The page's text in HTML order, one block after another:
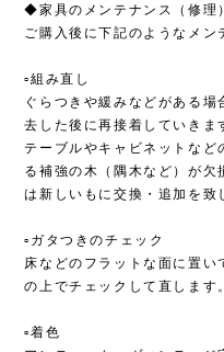
◆家具のメンテナンス（修理
ご購入後に下記のようなメン
▫︎組み直し
ぐらつきや緩みなどがある
去した後に再接着していきま
テーブルやキャビネットなど
る補強の木（隅木など）が欠
は新しいもに交換・追加を致
▫︎ガタつきのチェック
床などのフラットな面に置い
の上でチェックして直します。
▫︎着色